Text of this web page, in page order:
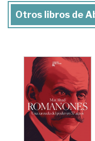
Otros libros de